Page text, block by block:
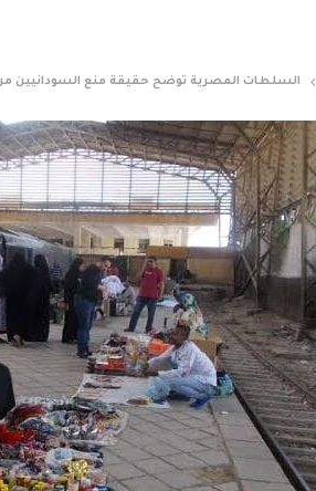
السلطات المصرية توضح حقيقة منع السودانيين